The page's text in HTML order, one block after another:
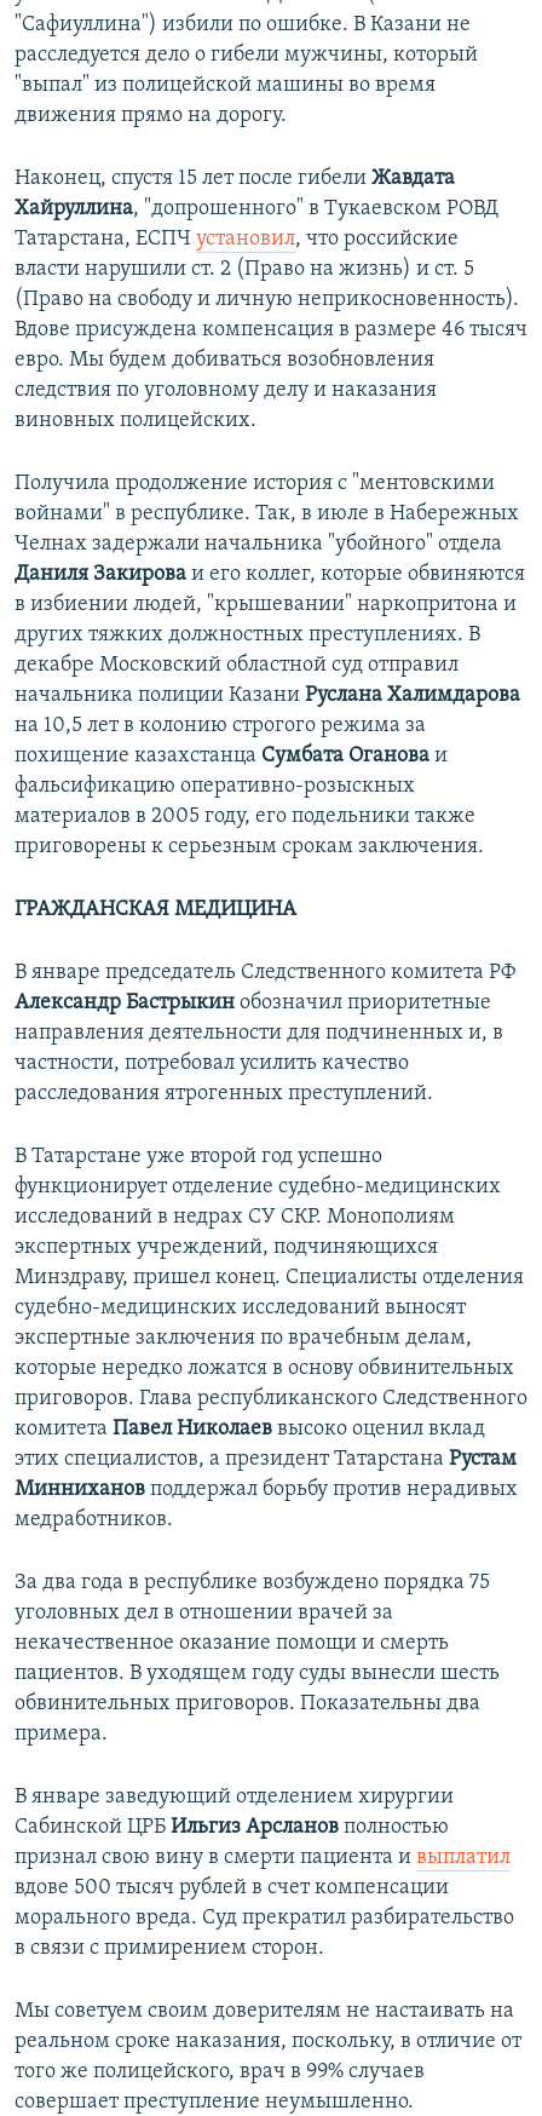
"Сафиуллина") избили по ошибке. В Казани не
расследуется дело о гибели мужчины, который
"выпал" из полицейской машины во время
движения прямо на дорогу.
Наконец, спустя 15 лет после гибели Жавдата
Хайруллина, "допрошенного" в Тукаевском РОВД
Татарстана, ЕСПЧ установил, что российские
власти нарушили ст. 2 (Право на жизнь) и ст. 5
(Право на свободу и личную неприкосновенность).
Вдове присуждена компенсация в размере 46 тысяч
евро. Мы будем добиваться возобновления
следствия по уголовному делу и наказания
виновных полицейских.
Получила продолжение история с "ментовскими
войнами" в республике. Так, в июле в Набережных
Челнах задержали начальника "убойного" отдела
Даниля Закирова и его коллег, которые обвиняются
в избиении людей, "крышевании" наркопритона и
других тяжких должностных преступлениях. В
декабре Московский областной суд отправил
начальника полиции Казани Руслана Халимдарова
на 10,5 лет в колонию строгого режима за
похищение казахстанца Сумбата Оганова и
фальсификацию оперативно-розыскных
материалов в 2005 году, его подельники также
приговорены к серьезным срокам заключения.
ГРАЖДАНСКАЯ МЕДИЦИНА
В январе председатель Следственного комитета РФ
Александр Бастрыкин обозначил приоритетные
направления деятельности для подчиненных и, в
частности, потребовал усилить качество
расследования ятрогенных преступлений.
В Татарстане уже второй год успешно
функционирует отделение судебно-медицинских
исследований в недрах СУ СКР. Монополиям
экспертных учреждений, подчиняющихся
Минздраву, пришел конец. Специалисты отделения
судебно-медицинских исследований выносят
экспертные заключения по врачебным делам,
которые нередко ложатся в основу обвинительных
приговоров. Глава республиканского Следственного
комитета Павел Николаев высоко оценил вклад
этих специалистов, а президент Татарстана Рустам
Минниханов поддержал борьбу против нерадивых
медработников.
За два года в республике возбуждено порядка 75
уголовных дел в отношении врачей за
некачественное оказание помощи и смерть
пациентов. В уходящем году суды вынесли шесть
обвинительных приговоров. Показательны два
примера.
В январе заведующий отделением хирургии
Сабинской ЦРБ Ильгиз Арсланов полностью
признал свою вину в смерти пациента и выплатил
вдове 500 тысяч рублей в счет компенсации
морального вреда. Суд прекратил разбирательство
в связи с примирением сторон.
Мы советуем своим доверителям не настаивать на
реальном сроке наказания, поскольку, в отличие от
того же полицейского, врач в 99% случаев
совершает преступление неумышленно.